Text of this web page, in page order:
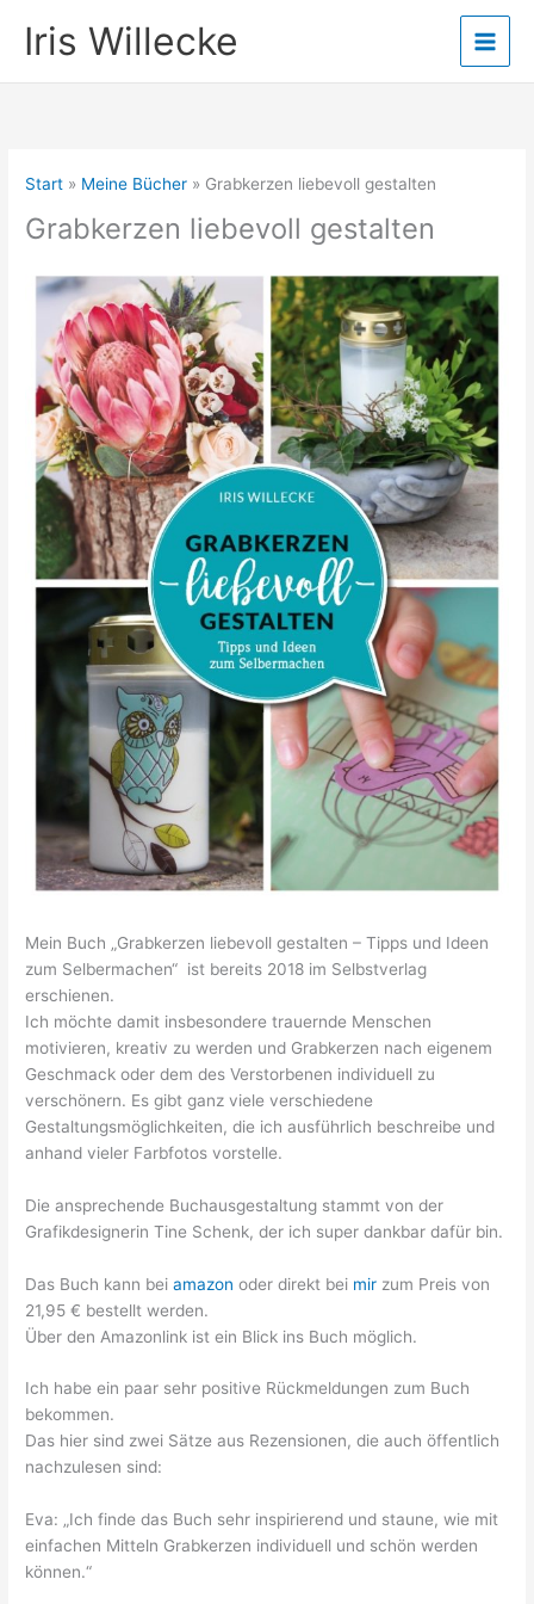
InhaltIris Willecke
Start Meine Bücher Grabkerzen liebevoll gestalten
Grabkerzen liebevoll gestalten
Mein Buch „Grabkerzen liebevoll gestalten – Tipps und Ideen
zum Selbermachen“ ist bereits 2018 im Selbstverlag
erschienen.
Ich möchte damit insbesondere trauernde Menschen
motivieren, kreativ zu werden und Grabkerzen nach eigenem
Geschmack oder dem des Verstorbenen individuell zu
verschönern. Es gibt ganz viele verschiedene
Gestaltungsmöglichkeiten, die ich ausführlich beschreibe und
anhand vieler Farbfotos vorstelle.
Die ansprechende Buchausgestaltung stammt von der
Grafikdesignerin Tine Schenk, der ich super dankbar dafür bin.
Das Buch kann beiamazon oder direkt bei mir zum Preis von
21,95 € bestellt werden.
Über den Amazonlink ist ein Blick ins Buch möglich.
Ich habe ein paar sehr positive Rückmeldungen zum Buch
bekommen.
Das hier sind zwei Sätze aus Rezensionen, die auch öffentlich
nachzulesen sind:
Eva: „Ich finde das Buch sehr inspirierend und staune, wie mit
einfachen Mitteln Grabkerzen individuell und schön werden
können.“